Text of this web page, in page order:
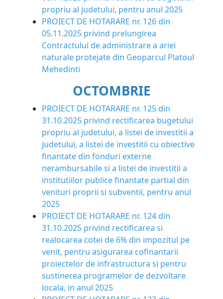
propriu al judetului, pentru anul 2025
PROIECT DE HOTARARE nr. 126 din
05.11.2025 privind prelungirea
Contractului de administrare a ariei
naturale protejate din Geoparcul Platoul
Mehedinti
OCTOMBRIE
PROIECT DE HOTARARE nr. 125 din
31.10.2025 privind rectificarea bugetului
propriu al judetului, a listei de investitii a
judetului, a listei de investitii cu obiective
finantate din fonduri externe
nerambursabile si a listei de investitii a
institutiilor publice finantate partial din
venituri proprii si subventii, pentru anul
2025
PROIECT DE HOTARARE nr. 124 din
31.10.2025 privind rectificarea si
realocarea cotei de 6% din impozitul pe
venit, pentru asigurarea cofinantarii
proiectelor de infrastructura si pentru
sustinerea programelor de dezvoltare
locala, in anul 2025